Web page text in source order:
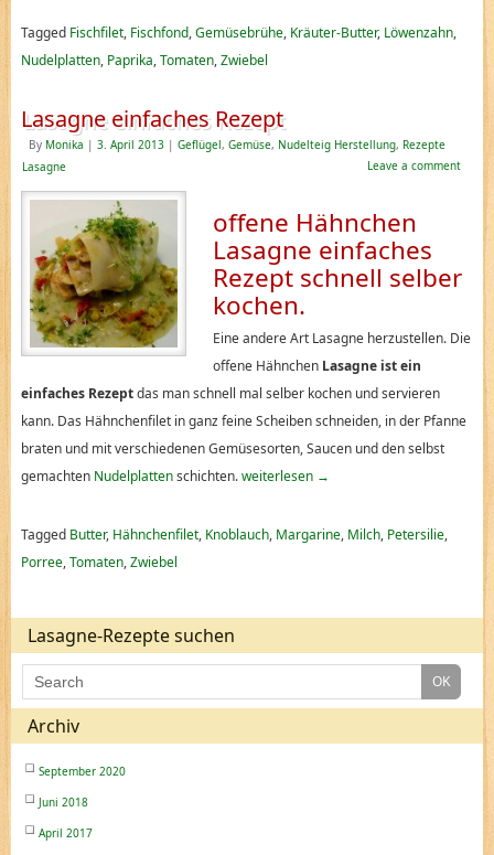
Tagged Fischfilet, Fischfond,Gemüsebrühe, Kräuter-Butter, Löwenzahn,
Nudelplatten, Paprika,Tomaten,Zwiebel
Lasagne einfaches Rezept
By Monika | 3. April 2013 | Geflügel, Gemüse, Nudelteig Herstellung, Rezepte
Lasagne
Leave a comment
offene Hähnchen
Lasagne einfaches
Rezept schnell selber
kochen.
Eine andere Art Lasagne herzustellen. Die
offene HähnchenLasagne ist ein
einfaches Rezeptdas man schnell mal selber kochen und servieren
kann. Das Hähnchenfilet in ganz feine Scheiben schneiden, in der Pfanne
braten und mit verschiedenen Gemüsesorten, Saucen und den selbst
gemachten Nudelplattenschichten.weiterlesen →
Tagged Butter, Hähnchenfilet, Knoblauch, Margarine, Milch, Petersilie,
Porree,Tomaten,Zwiebel
Lasagne-Rezepte suchen
Archiv
September 2020
Juni 2018
April 2017